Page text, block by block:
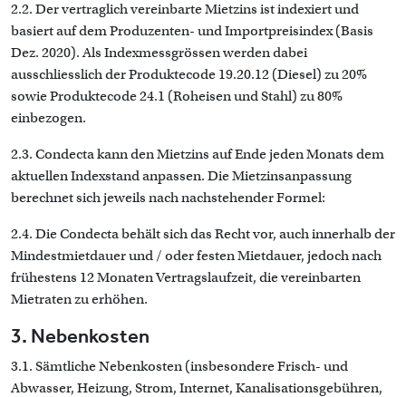
2.2. Der vertraglich vereinbarte Mietzins ist indexiert und
basiert auf dem Produzenten- und Importpreisindex (Basis
Dez. 2020). Als Indexmessgrössen werden dabei
ausschliesslich der Produktecode 19.20.12 (Diesel) zu 20%
sowie Produktecode 24.1 (Roheisen und Stahl) zu 80%
einbezogen.
2.3. Condecta kann den Mietzins auf Ende jeden Monats dem
aktuellen Indexstand anpassen. Die Mietzinsanpassung
berechnet sich jeweils nach nachstehender Formel:
2.4. Die Condecta behält sich das Recht vor, auch innerhalb der
Mindestmietdauer und / oder festen Mietdauer, jedoch nach
frühestens 12 Monaten Vertragslaufzeit, die vereinbarten
Mietraten zu erhöhen.
3. Nebenkosten
3.1. Sämtliche Nebenkosten (insbesondere Frisch- und
Abwasser, Heizung, Strom, Internet, Kanalisationsgebühren,